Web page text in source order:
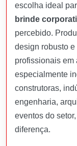
escolha ideal
brinde
percebido.
design robusto
profissionais em
especialmente
construtoras,
engenharia,
eventos do
diferença.